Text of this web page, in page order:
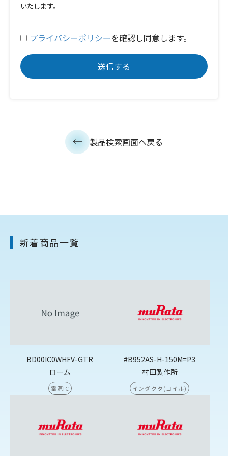
いたします。
プライバシーポリシーを確認し同意します。
製品検索画面へ戻る
新着商品一覧
BD00IC0WHFV-GTR
ローム
電源IC
#B952AS-H-150M=P3
村田製作所
インダクタ(コイル)